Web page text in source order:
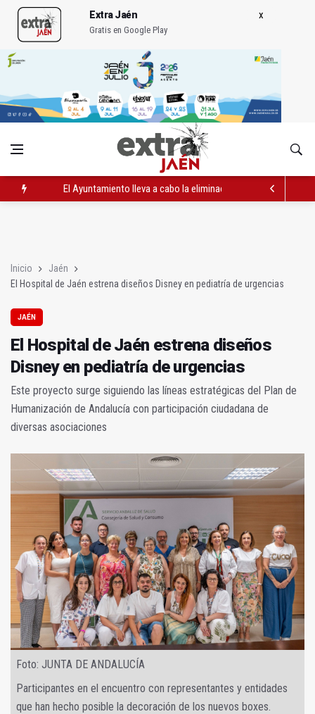
Extra Jaén
Gratis en Google Play
El Ayuntamiento lleva a cabo la eliminación de grafitis en el
Inicio
Jaén
El Hospital de Jaén estrena diseños Disney en pediatría de urgencias
JAÉN
El Hospital de Jaén estrena diseños
Disney en pediatría de urgencias
Este proyecto surge siguiendo las líneas estratégicas del Plan de
Humanización de Andalucía con participación ciudadana de
diversas asociaciones
Foto: JUNTA DE ANDALUCÍA
Participantes en el encuentro con representantes y entidades
que han hecho posible la decoración de los nuevos boxes.